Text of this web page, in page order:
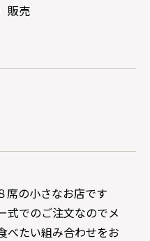
販売
席の小さなお店です
式でのご注文なのでメ
べたい組み合わせをお